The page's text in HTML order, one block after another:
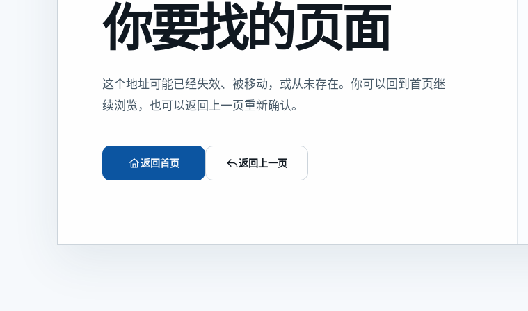
你要找的页面
这个地址可能已经失效、被移动，或从未存在。你可以回到首页继
续浏览，也可以返回上一页重新确认。
返回首页 返回上一页